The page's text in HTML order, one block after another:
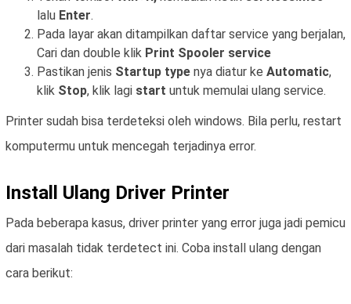
lalu Enter.
Pada layar akan ditampilkan daftar service yang berjalan,
Cari dan double klik Print Spooler service
Pastikan jenis Startup type nya diatur ke Automatic,
klik Stop, klik lagi start untuk memulai ulang service.
Printer sudah bisa terdeteksi oleh windows. Bila perlu, restart
komputermu untuk mencegah terjadinya error.
Install Ulang Driver Printer
Pada beberapa kasus, driver printer yang error juga jadi pemicu
dari masalah tidak terdetect ini. Coba install ulang dengan
cara berikut: